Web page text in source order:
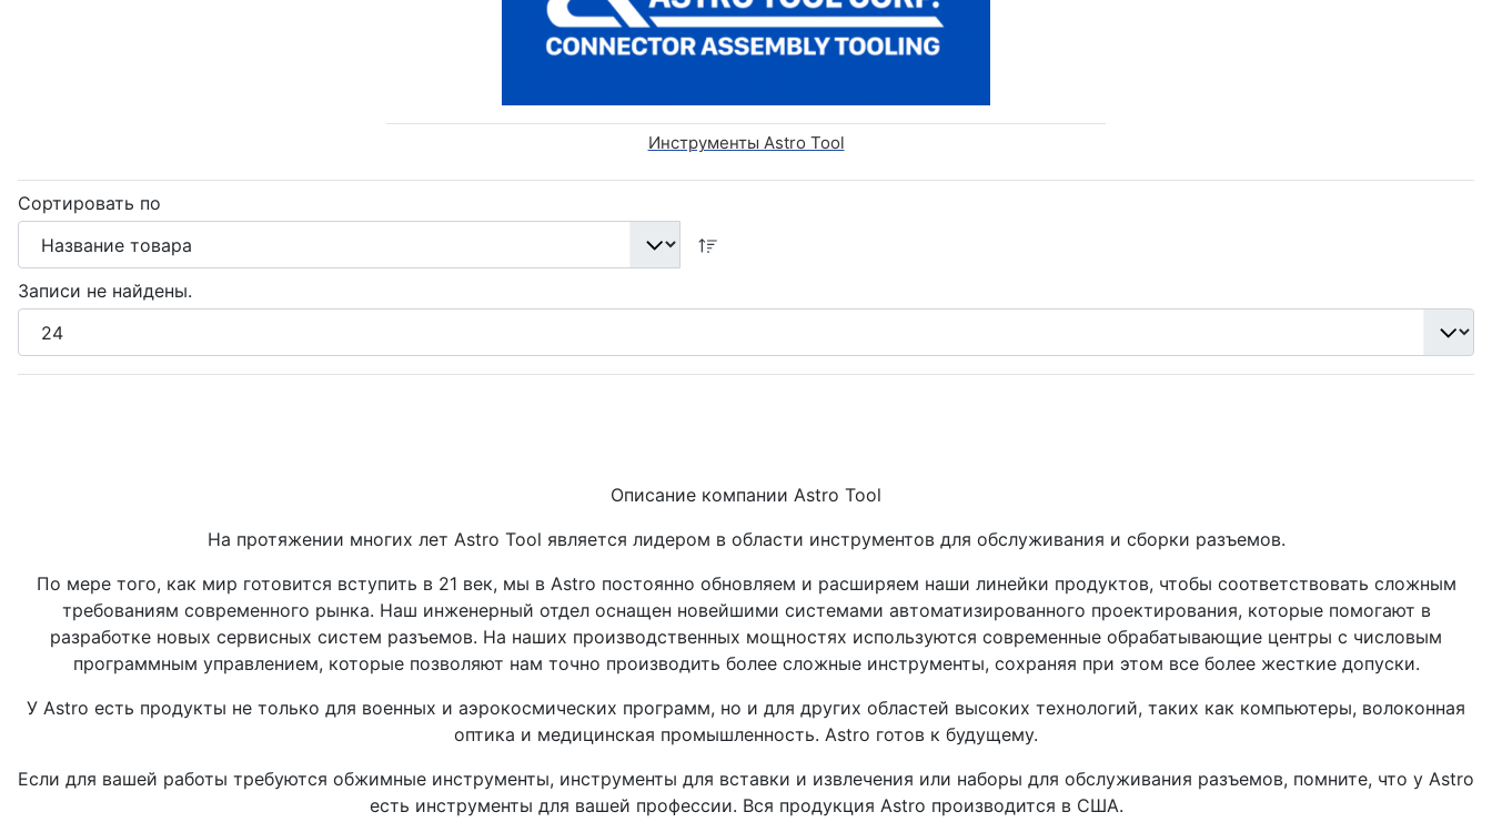
Инструменты Astro Tool
Сортировать по
Записи не найдены.
Описание компании Astro Tool
На протяжении многих лет Astro Tool является лидером в области инструментов для обслуживания и сборки разъемов.
По мере того, как мир готовится вступить в 21 век, мы в Astro постоянно обновляем и расширяем наши линейки продуктов, чтобы соответствовать сложным
требованиям современного рынка. Наш инженерный отдел оснащен новейшими системами автоматизированного проектирования, которые помогают в
разработке новых сервисных систем разъемов. На наших производственных мощностях используются современные обрабатывающие центры с числовым
программным управлением, которые позволяют нам точно производить более сложные инструменты, сохраняя при этом все более жесткие допуски.
У Astro есть продукты не только для военных и аэрокосмических программ, но и для других областей высоких технологий, таких как компьютеры, волоконная
оптика и медицинская промышленность. Astro готов к будущему.
Если для вашей работы требуются обжимные инструменты, инструменты для вставки и извлечения или наборы для обслуживания разъемов, помните, что у Astro
есть инструменты для вашей профессии. Вся продукция Astro производится в США.